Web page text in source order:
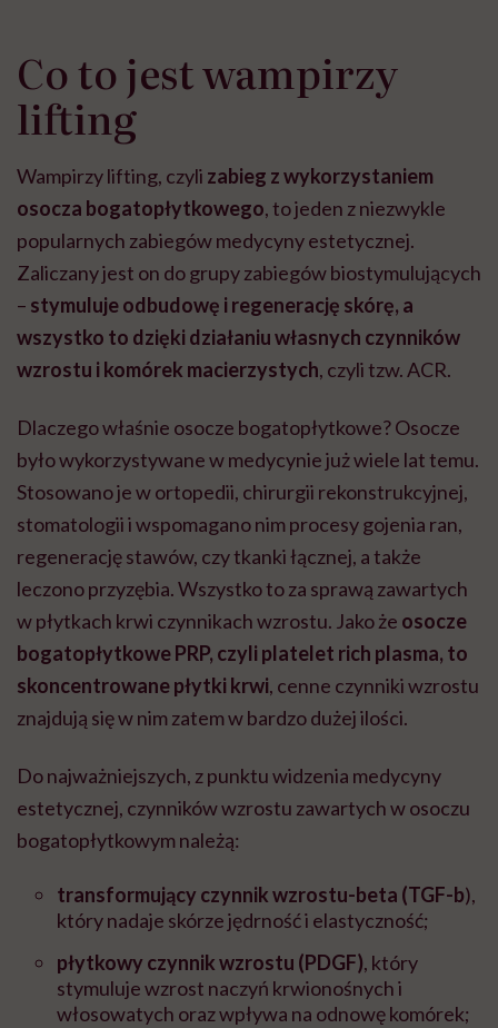
Co to jest wampirzy
lifting
Wampirzy lifting, czyli zabieg z wykorzystaniem
osocza bogatopłytkowego, to jeden z niezwykle
popularnych zabiegów medycyny estetycznej.
Zaliczany jest on do grupy zabiegów biostymulujących
– stymuluje odbudowę i regenerację skórę, a
wszystko to dzięki działaniu własnych czynników
wzrostu i komórek macierzystych, czyli tzw. ACR.
Dlaczego właśnie osocze bogatopłytkowe? Osocze
było wykorzystywane w medycynie już wiele lat temu.
Stosowano je w ortopedii, chirurgii rekonstrukcyjnej,
stomatologii i wspomagano nim procesy gojenia ran,
regenerację stawów, czy tkanki łącznej, a także
leczono przyzębia. Wszystko to za sprawą zawartych
w płytkach krwi czynnikach wzrostu. Jako że osocze
bogatopłytkowe PRP, czyli platelet rich plasma, to
skoncentrowane płytki krwi, cenne czynniki wzrostu
znajdują się w nim zatem w bardzo dużej ilości.
Do najważniejszych, z punktu widzenia medycyny
estetycznej, czynników wzrostu zawartych w osoczu
bogatopłytkowym należą:
transformujący czynnik wzrostu-beta (TGF-b),
który nadaje skórze jędrność i elastyczność;
płytkowy czynnik wzrostu (PDGF), który
stymuluje wzrost naczyń krwionośnych i
włosowatych oraz wpływa na odnowę komórek;